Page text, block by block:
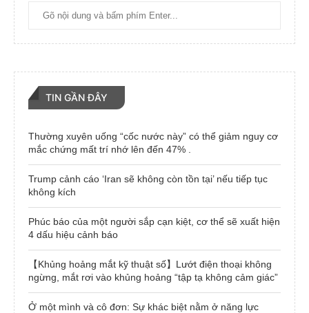
TIN GẦN ĐÂY
Thường xuyên uống “cốc nước này” có thể giảm nguy cơ
mắc chứng mất trí nhớ lên đến 47% .
Trump cảnh cáo ‘Iran sẽ không còn tồn tại’ nếu tiếp tục
không kích
Phúc báo của một người sắp cạn kiệt, cơ thể sẽ xuất hiện
4 dấu hiệu cảnh báo
【Khủng hoảng mắt kỹ thuật số】Lướt điện thoại không
ngừng, mắt rơi vào khủng hoảng “tập tạ không cảm giác”
Ở một mình và cô đơn: Sự khác biệt nằm ở năng lực